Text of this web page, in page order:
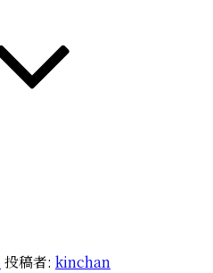
投稿者: kinchan